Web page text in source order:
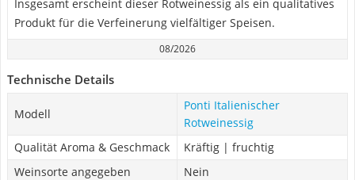
Insgesamt erscheint dieser Rotweinessig als ein qualitatives
Produkt für die Verfeinerung vielfältiger Speisen.
08/2026
Technische Details
Modell
Ponti Italienischer
Rotweinessig
Qualität Aroma & Geschmack
Kräftig | fruchtig
Weinsorte angegeben
Nein